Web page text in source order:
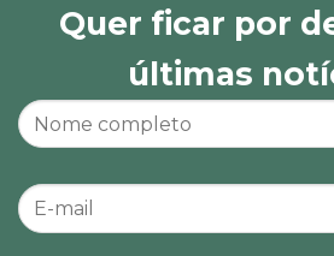
Quer ficar por
últimas